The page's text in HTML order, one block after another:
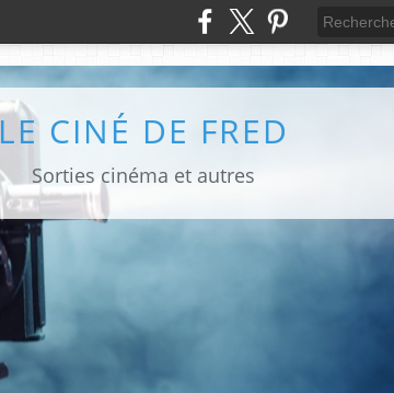
LE CINÉ DE FRED
Sorties cinéma et autres